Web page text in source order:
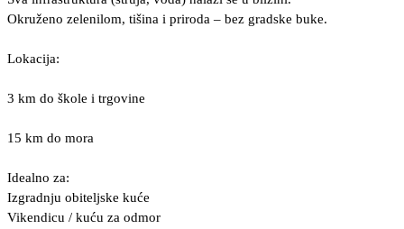
Okruženo zelenilom, tišina i priroda – bez gradske buke.
Lokacija:
3 km do škole i trgovine
15 km do mora
Idealno za:
Izgradnju obiteljske kuće
Vikendicu / kuću za odmor